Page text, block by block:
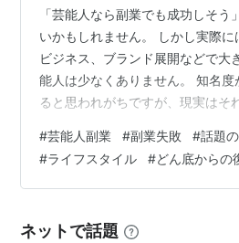
「芸能人なら副業でも成功しそ
いかもしれません。 しかし実際
ビジネス、ブランド展開などで大
能人は少なくありません。 知名
ると思われがちですが、現実はそ
ます。 結論から言えば、芸能人の
あります。 それは「本業の知名度
と、「経営を他人任せにしたこと
の記事では、芸能人が副業で失敗
#芸能人副業 #副業失敗 #話題
#ライフスタイル #どん底からの
ネットで話題